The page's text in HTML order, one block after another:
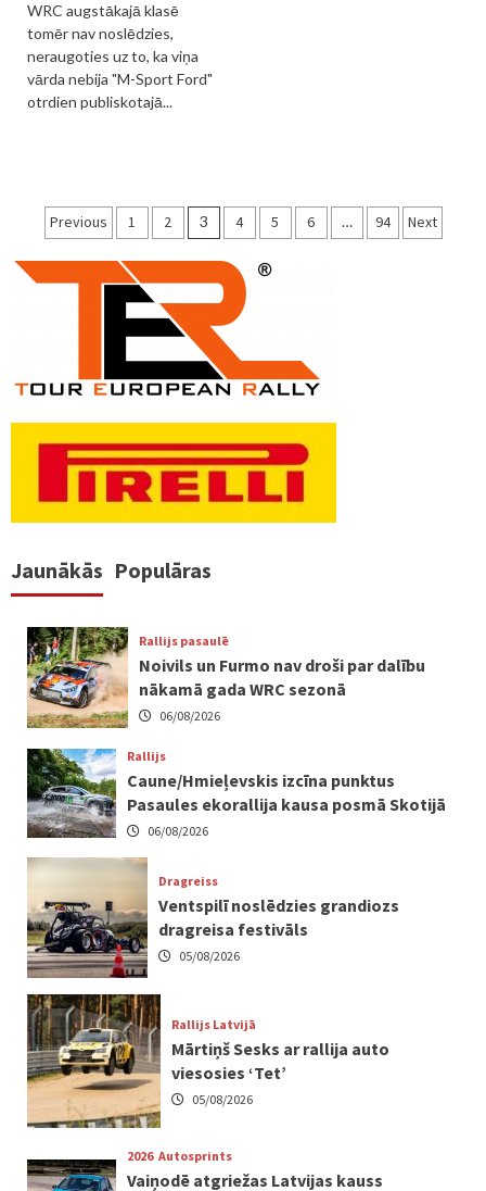
WRC augstākajā klasē
tomēr nav noslēdzies,
neraugoties uz to, ka viņa
vārda nebija "M-Sport Ford"
otrdien publiskotajā...
Ziņu
numerācija
pēc
lappusēm
Previous 1 2 3 4 5 6 … 94 Next
Jaunākās Populāras
Rallijs pasaulē
Noivils un Furmo nav droši par dalību
nākamā gada WRC sezonā
06/08/2026
Rallijs
Caune/Hmieļevskis izcīna punktus
Pasaules ekorallija kausa posmā Skotijā
06/08/2026
Dragreiss
Ventspilī noslēdzies grandiozs
dragreisa festivāls
05/08/2026
Rallijs Latvijā
Mārtiņš Sesks ar rallija auto
viesosies ‘Tet’
05/08/2026
2026 Autosprints
Vaiņodē atgriežas Latvijas kauss